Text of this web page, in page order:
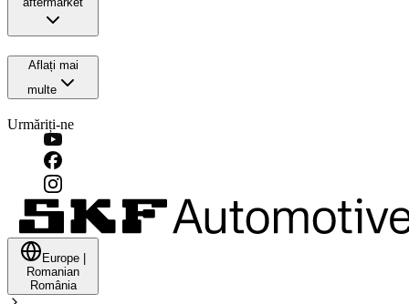
Aflați mai
multe
Urmăriți-ne
Europe
Romanian
România